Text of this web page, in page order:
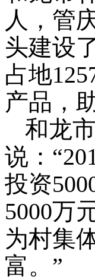
人，管
头建设
占地
产品，
和龙
说：
投资
5000万
为村集
富。”